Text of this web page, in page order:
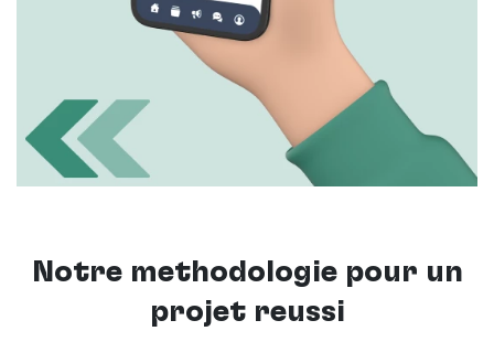
Notre méthodologie pour un
projet réussi